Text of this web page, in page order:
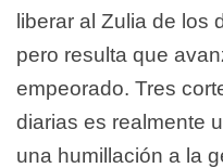
liberar al Zulia de los
pero resulta que
empeorado. Tres
diarias es realmente
una humillación a la